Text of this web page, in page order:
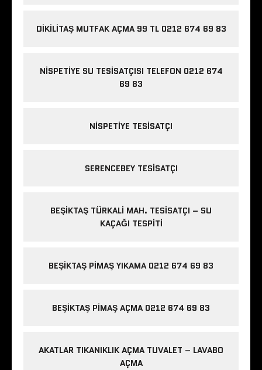
DIKILITAŞ MUTFAK AÇMA 99 TL 0212 674 69 83
NISPETIYE SU TESISATÇISI TELEFON 0212 674
69 83
NISPETIYE TESISATÇI
SERENCEBEY TESISATÇI
BEŞIKTAŞ TÜRKALI MAH. TESISATÇI – SU
KAÇAĞI TESPITI
BEŞIKTAŞ PIMAŞ YIKAMA 0212 674 69 83
BEŞIKTAŞ PIMAŞ AÇMA 0212 674 69 83
AKATLAR TIKANIKLIK AÇMA TUVALET – LAVABO
AÇMA